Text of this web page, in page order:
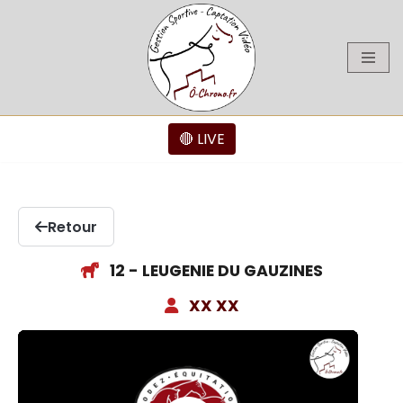
🔴 LIVE
Retour
12 - LEUGENIE DU GAUZINES
XX XX